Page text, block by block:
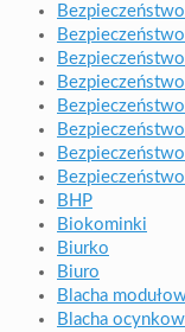
BHP
Biokominki
Biurko
Biuro
Blacha
Blacha